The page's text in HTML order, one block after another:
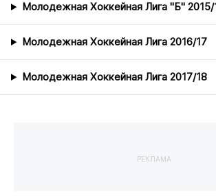
Молодежная Хоккейная Лига "Б" 2015/
Молодежная Хоккейная Лига 2016/17
Молодежная Хоккейная Лига 2017/18
РЕКЛАМА